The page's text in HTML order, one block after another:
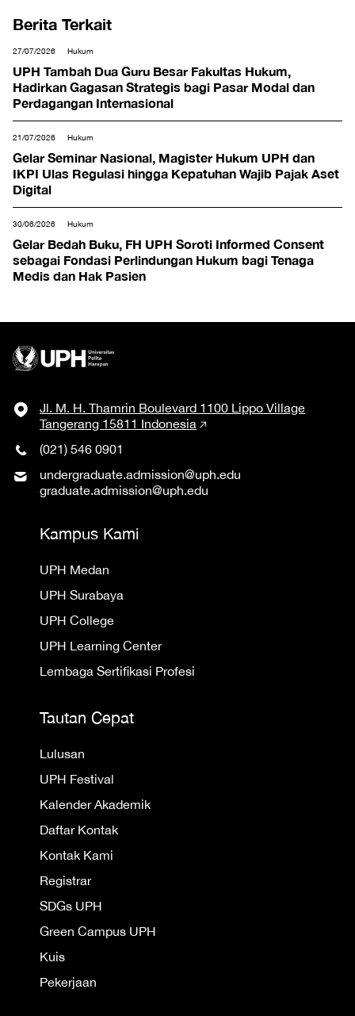
Berita Terkait
27/07/2026 Hukum
UPH Tambah Dua Guru Besar Fakultas Hukum,
Hadirkan Gagasan Strategis bagi Pasar Modal dan
Perdagangan Internasional
21/07/2026 Hukum
Gelar Seminar Nasional, Magister Hukum UPH dan
IKPI Ulas Regulasi hingga Kepatuhan Wajib Pajak Aset
Digital
30/06/2026 Hukum
Gelar Bedah Buku, FH UPH Soroti Informed Consent
sebagai Fondasi Perlindungan Hukum bagi Tenaga
Medis dan Hak Pasien
Jl. M. H. Thamrin Boulevard 1100 Lippo Village
Tangerang 15811 Indonesia
(021) 546 0901
undergraduate.admission@uph.edu
graduate.admission@uph.edu
Kampus Kami
UPH Medan
UPH Surabaya
UPH College
UPH Learning Center
Lembaga Sertifikasi Profesi
Tautan Cepat
Lulusan
UPH Festival
Kalender Akademik
Daftar Kontak
Kontak Kami
Registrar
SDGs UPH
Green Campus UPH
Kuis
Pekerjaan